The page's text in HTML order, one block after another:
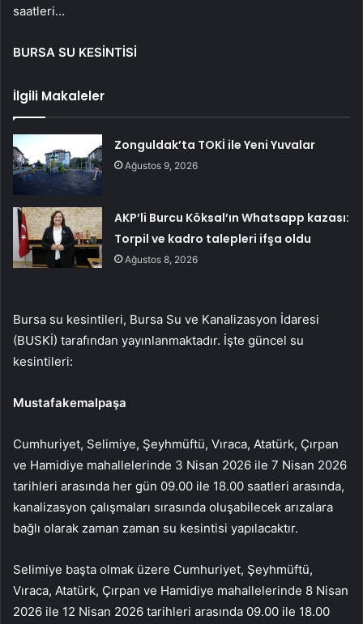
saatleri…
BURSA SU KESİNTİSİ
İlgili Makaleler
Zonguldak’ta TOKİ ile Yeni Yuvalar
Ağustos 9, 2026
AKP’li Burcu Köksal’ın Whatsapp kazası:
Torpil ve kadro talepleri ifşa oldu
Ağustos 8, 2026
Bursa su kesintileri, Bursa Su ve Kanalizasyon İdaresi
(BUSKİ) tarafından yayınlanmaktadır. İşte güncel su
kesintileri:
Mustafakemalpaşa
Cumhuriyet, Selimiye, Şeyhmüftü, Vıraca, Atatürk, Çırpan
ve Hamidiye mahallelerinde 3 Nisan 2026 ile 7 Nisan 2026
tarihleri arasında her gün 09.00 ile 18.00 saatleri arasında,
kanalizasyon çalışmaları sırasında oluşabilecek arızalara
bağlı olarak zaman zaman su kesintisi yapılacaktır.
Selimiye başta olmak üzere Cumhuriyet, Şeyhmüftü,
Vıraca, Atatürk, Çırpan ve Hamidiye mahallelerinde 8 Nisan
2026 ile 12 Nisan 2026 tarihleri arasında 09.00 ile 18.00